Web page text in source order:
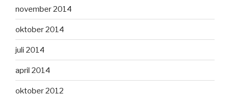
november 2014
oktober 2014
juli 2014
april 2014
oktober 2012